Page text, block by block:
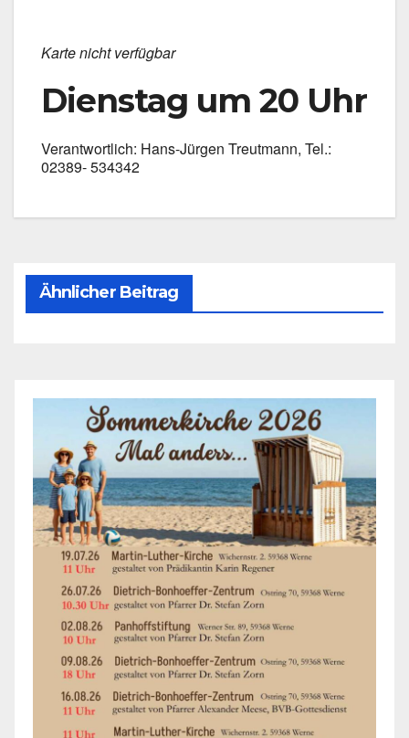
Kar­te nicht ver­füg­bar
Dienstag um 20 Uhr
Ver­ant­wort­lich: Hans-Jürgen Treut­mann, Tel.:
02389- 534342
Ähnlicher Beitrag